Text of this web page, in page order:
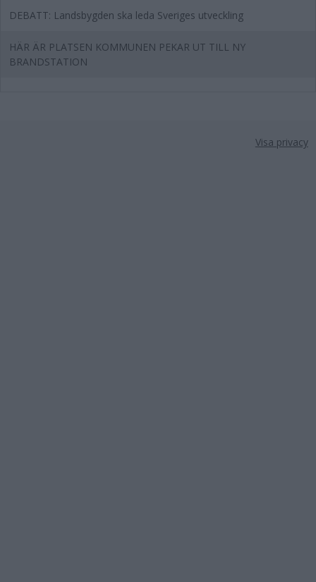
DEBATT: Landsbygden ska leda Sveriges utveckling
HÄR ÄR PLATSEN KOMMUNEN PEKAR UT TILL NY
BRANDSTATION
Visa privacy